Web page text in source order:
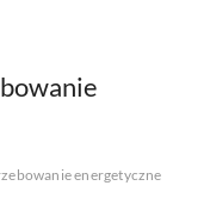
energetyczne